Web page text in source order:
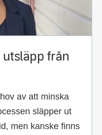
från
av att minska
släpper ut
men kanske finns